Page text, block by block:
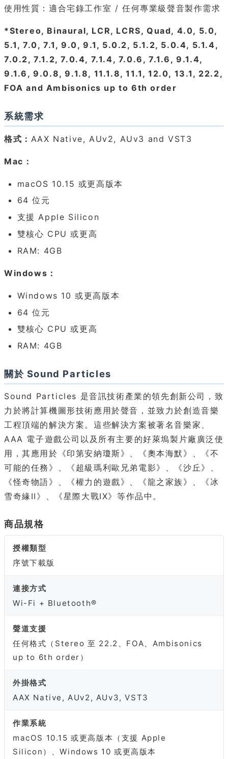
使用性質：適合宅錄工作室 / 任何專業級聲音製作需求
*Stereo, Binaural, LCR, LCRS, Quad, 4.0, 5.0,
5.1, 7.0, 7.1, 9.0, 9.1, 5.0.2, 5.1.2, 5.0.4, 5.1.4,
7.0.2, 7.1.2, 7.0.4, 7.1.4, 7.0.6, 7.1.6, 9.1.4,
9.1.6, 9.0.8, 9.1.8, 11.1.8, 11.1, 12.0, 13.1, 22.2,
FOA and Ambisonics up to 6th order
系統需求
格式： AAX Native, AUv2, AUv3 and VST3
Mac：
macOS 10.15 或更高版本
64 位元
支援 Apple Silicon
雙核心 CPU 或更高
RAM: 4GB
Windows：
Windows 10 或更高版本
64 位元
雙核心 CPU 或更高
RAM: 4GB
關於 Sound Particles
Sound Particles 是音訊技術產業的領先創新公司，致
力於將計算機圖形技術應用於聲音，並致力於創造音樂
工程頂端的解決方案。這些解決方案被著名音樂家、
AAA 電子遊戲公司以及所有主要的好萊塢製片廠廣泛使
用，其應用於《印第安納瓊斯》、《奧本海默》、《不
可能的任務》、《超級瑪利歐兄弟電影》、《沙丘》、
《怪奇物語》、《權力的遊戲》、《龍之家族》、《冰
雪奇緣II》、《星際大戰IX》等作品中。
商品規格
授權類型
序號下載版
連接方式
Wi-Fi + Bluetooth®
聲道支援
任何格式（Stereo 至 22.2、FOA、Ambisonics
up to 6th order）
外掛格式
AAX Native, AUv2, AUv3, VST3
作業系統
macOS 10.15 或更高版本（支援 Apple
Silicon）、Windows 10 或更高版本